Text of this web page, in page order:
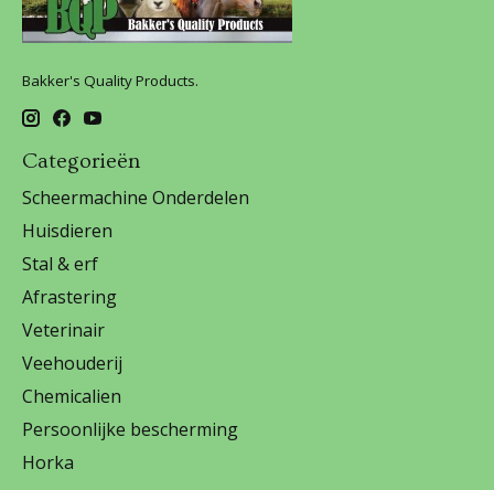
Bakker's Quality Products.
Categorieën
Scheermachine Onderdelen
Huisdieren
Stal & erf
Afrastering
Veterinair
Veehouderij
Chemicalien
Persoonlijke bescherming
Horka